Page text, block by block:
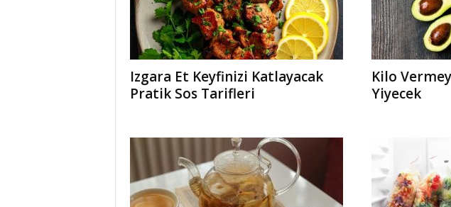
Izgara Et Keyfinizi Katlayacak
Pratik Sos Tarifleri
Kilo
Yiyecek